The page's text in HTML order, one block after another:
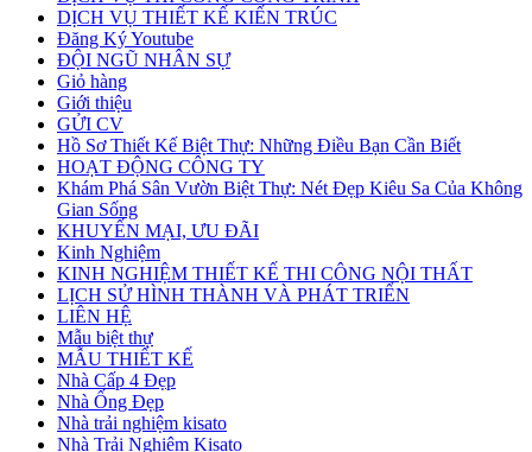
DỊCH VỤ THIẾT KẾ KIẾN TRÚC
Đăng Ký Youtube
ĐỘI NGŨ NHÂN SỰ
Giỏ hàng
Giới thiệu
GỬI CV
Hồ Sơ Thiết Kế Biệt Thự: Những Điều Bạn Cần Biết
HOẠT ĐỘNG CÔNG TY
Khám Phá Sân Vườn Biệt Thự: Nét Đẹp Kiêu Sa Của Không
Gian Sống
KHUYẾN MẠI, ƯU ĐÃI
Kinh Nghiệm
KINH NGHIỆM THIẾT KẾ THI CÔNG NỘI THẤT
LỊCH SỬ HÌNH THÀNH VÀ PHÁT TRIỂN
LIÊN HỆ
Mẫu biệt thự
MẪU THIẾT KẾ
Nhà Cấp 4 Đẹp
Nhà Ống Đẹp
Nhà trải nghiệm kisato
Nhà Trải Nghiệm Kisato